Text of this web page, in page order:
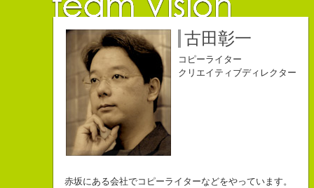
佐藤延夫
コピーライター
チームVision 事務局長
保持壮太郎
コピーライター
自己紹介ジェネレーターというサイトがある。試しにやってみた。
小山佳奈
コピーライター
なにがしか書いていられるしごとはとっても
中村直史
コピーライター
長崎県五島市出身
江口順也
コピーライター
Copy writer
名雪祐平
コピーライター
クリエイティブディレクター
初対面の人によく言われる。
古田彰一
コピーライター
クリエイティブディレクター
赤坂にある会社でコピーライターなどをやっています。